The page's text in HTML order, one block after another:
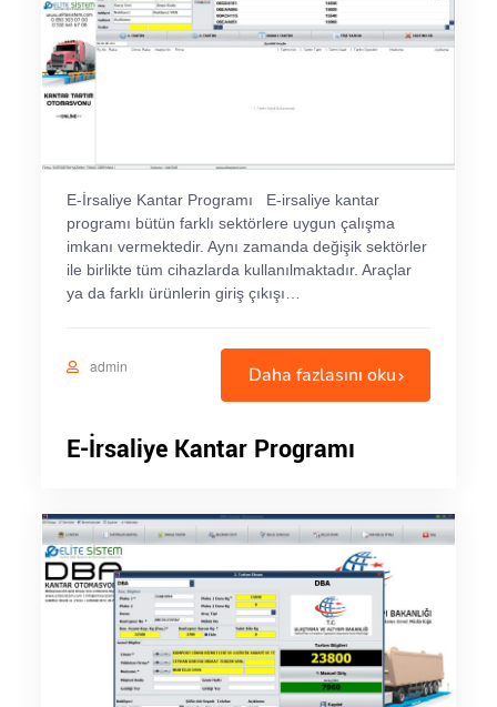
E-İrsaliye Kantar Programı E-irsaliye kantar
programı bütün farklı sektörlere uygun çalışma
imkanı vermektedir. Aynı zamanda değişik sektörler
ile birlikte tüm cihazlarda kullanılmaktadır. Araçlar
ya da farklı ürünlerin giriş çıkışı…
admin Daha fazlasını oku
E-İrsaliye Kantar Programı